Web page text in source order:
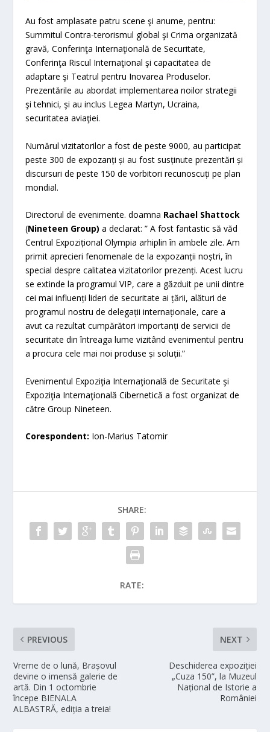
Au fost amplasate patru scene şi anume, pentru:
Summitul Contra-terorismul global şi Crima organizată
gravă, Conferinţa Internaţională de Securitate,
Conferinţa Riscul Internaţional şi capacitatea de
adaptare şi Teatrul pentru Inovarea Produselor.
Prezentările au abordat implementarea noilor strategii
şi tehnici, şi au inclus Legea Martyn, Ucraina,
securitatea aviaţiei.
Numărul vizitatorilor a fost de peste 9000, au participat
peste 300 de expozanți și au fost susținute prezentări și
discursuri de peste 150 de vorbitori recunoscuți pe plan
mondial.
Directorul de evenimente. doamna Rachael Shattock
(Nineteen Group) a declarat: ” A fost fantastic să văd
Centrul Expozițional Olympia arhiplin în ambele zile. Am
primit aprecieri fenomenale de la expozanții noștri, în
special despre calitatea vizitatorilor prezenți. Acest lucru
se extinde la programul VIP, care a găzduit pe unii dintre
cei mai influenți lideri de securitate ai țării, alături de
programul nostru de delegații internaționale, care a
avut ca rezultat cumpărători importanți de servicii de
securitate din întreaga lume vizitând evenimentul pentru
a procura cele mai noi produse și soluții.”
Evenimentul Expoziţia Internaţională de Securitate şi
Expoziţia Internaţională Cibernetică a fost organizat de
către Group Nineteen.
Corespondent: Ion-Marius Tatomir
SHARE:
RATE:
PREVIOUS
Vreme de o lună, Brașovul
devine o imensă galerie de
artă. Din 1 octombrie
începe BIENALA
ALBASTRĂ, ediția a treia!
NEXT
Deschiderea expoziției
„Cuza 150”, la Muzeul
Național de Istorie a
României